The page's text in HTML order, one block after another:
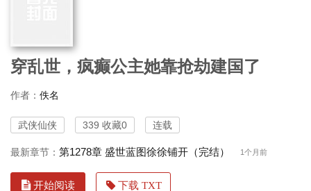
穿乱世，疯癫公主她靠抢劫建国了
作者： 佚名
武侠仙侠 339 收藏0 连载
最新章节： 第1278章 盛世蓝图徐徐铺开（完结） 1个月前
开始阅读 下载 TXT